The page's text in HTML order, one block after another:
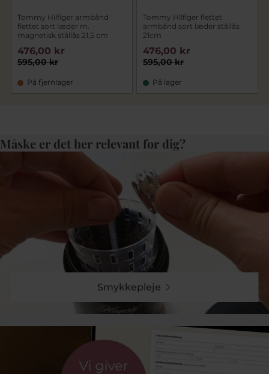
Tommy Hilfiger armbånd
flettet sort læder m.
magnetisk stållås 21,5 cm
595,00 kr
476,00 kr
På fjernlager
Tommy Hilfiger flettet
armbånd sort læder stållås
21cm
595,00 kr
476,00 kr
På lager
Måske er det her relevant for dig?
Smykkepleje